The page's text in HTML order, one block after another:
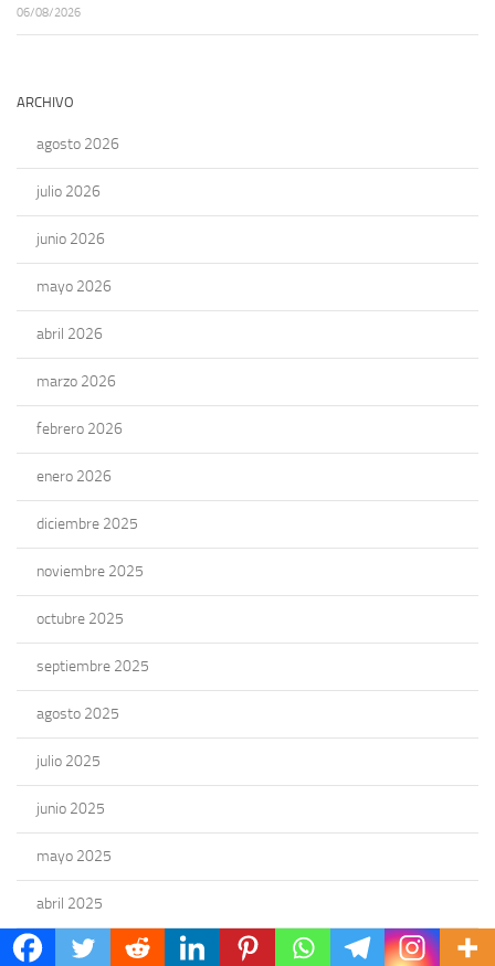
06/08/2026
ARCHIVO
agosto 2026
julio 2026
junio 2026
mayo 2026
abril 2026
marzo 2026
febrero 2026
enero 2026
diciembre 2025
noviembre 2025
octubre 2025
septiembre 2025
agosto 2025
julio 2025
junio 2025
mayo 2025
abril 2025
marzo 2025